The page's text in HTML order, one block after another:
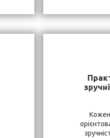
Кожен